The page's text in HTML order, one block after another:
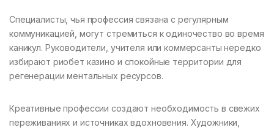
Специалисты, чья профессия связана с регулярным
коммуникацией, могут стремиться к одиночество во время
каникул. Руководители, учителя или коммерсанты нередко
избирают риобет казино и спокойные территории для
регенерации ментальных ресурсов.
Креативные профессии создают необходимость в свежих
переживаниях и источниках вдохновения. Художники,